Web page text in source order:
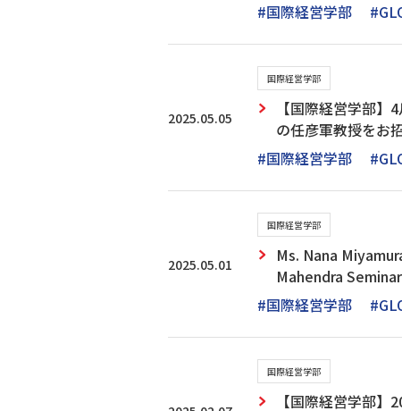
#国際経営学部
2025.05.05
国際経営学部
【国際経営学部
の任彦軍教授をお
#国際経営学部
2025.05.01
国際経営学部
Ms. Nana
Mahendra
#国際経営学部
国際経営学部
【国際経営学部